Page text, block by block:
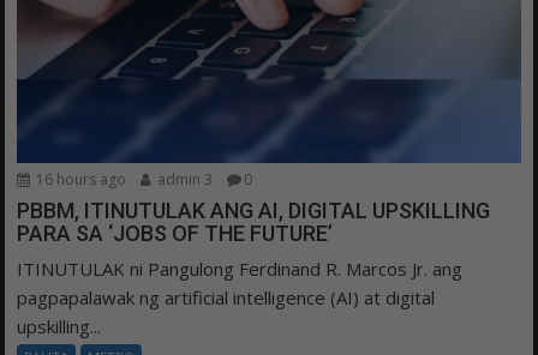
16 hours ago admin 3 0
PBBM, ITINUTULAK ANG AI, DIGITAL UPSKILLING
PARA SA ‘JOBS OF THE FUTURE’
ITINUTULAK ni Pangulong Ferdinand R. Marcos Jr. ang
pagpapalawak ng artificial intelligence (AI) at digital
upskilling...